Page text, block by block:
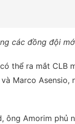
các đồng đội
thể ra mắt CLB
Marco
ông Amorim phủ